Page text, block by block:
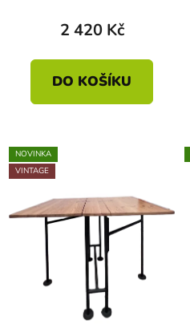
2 420 Kč
DO KOŠÍKU
NOVINKA
VINTAGE